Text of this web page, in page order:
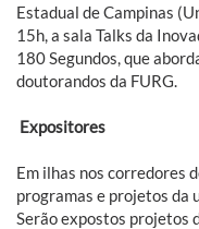
Estadual de Campinas
15h, a sala Talks da
180 Segundos, que
doutorandos da FURG.
Expositores
Em ilhas nos corredores
programas e projetos da
Serão expostos projetos